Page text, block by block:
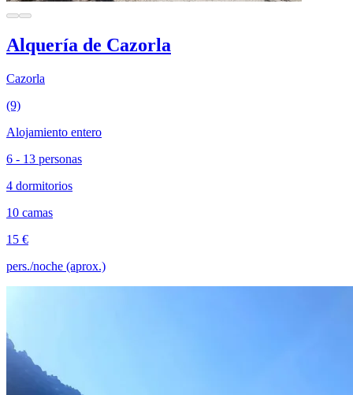
Alquería de Cazorla
Cazorla
(9)
Alojamiento entero
6 - 13 personas
4 dormitorios
10 camas
15 €
pers./noche (aprox.)